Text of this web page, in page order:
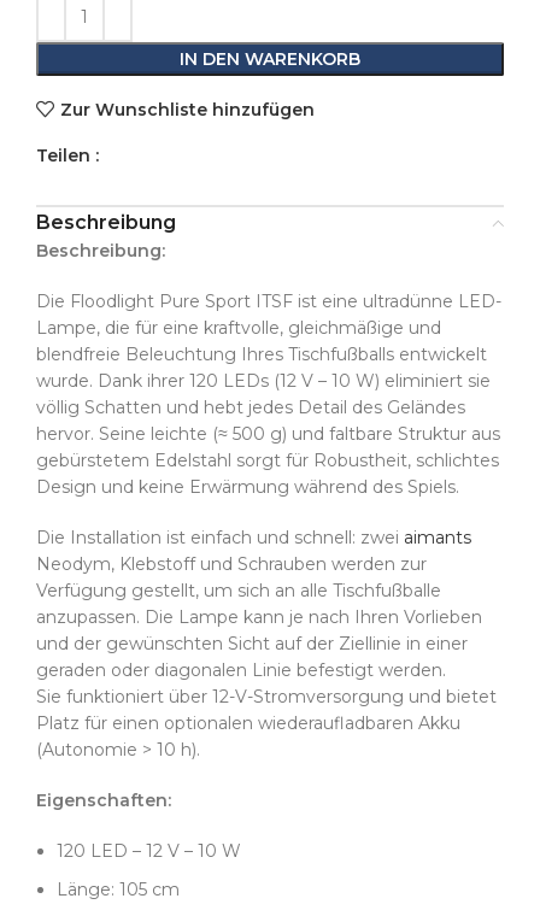
IN DEN WARENKORB
Zur Wunschliste hinzufügen
Teilen :
Beschreibung
Beschreibung:
Die Floodlight Pure Sport ITSF ist eine ultradünne LED-
Lampe, die für eine kraftvolle, gleichmäßige und
blendfreie Beleuchtung Ihres Tischfußballs entwickelt
wurde. Dank ihrer 120 LEDs (12 V – 10 W) eliminiert sie
völlig Schatten und hebt jedes Detail des Geländes
hervor. Seine leichte (≈ 500 g) und faltbare Struktur aus
gebürstetem Edelstahl sorgt für Robustheit, schlichtes
Design und keine Erwärmung während des Spiels.
Die Installation ist einfach und schnell: zwei aimants
Neodym, Klebstoff und Schrauben werden zur
Verfügung gestellt, um sich an alle Tischfußballe
anzupassen. Die Lampe kann je nach Ihren Vorlieben
und der gewünschten Sicht auf der Ziellinie in einer
geraden oder diagonalen Linie befestigt werden.
Sie funktioniert über 12-V-Stromversorgung und bietet
Platz für einen optionalen wiederaufladbaren Akku
(Autonomie > 10 h).
Eigenschaften:
120 LED – 12 V – 10 W
Länge: 105 cm